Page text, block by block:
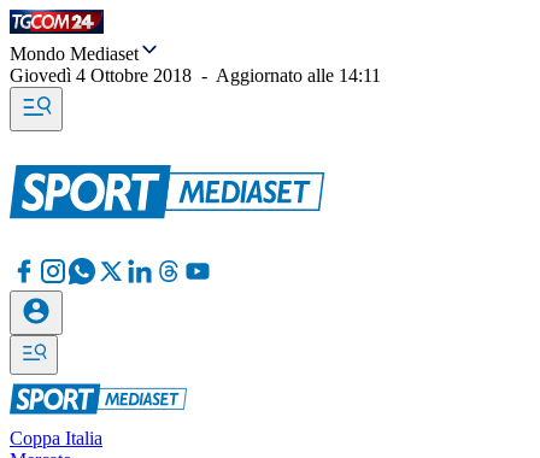
Mondo Mediaset
Giovedì 4 Ottobre 2018 - Aggiornato alle 14:11
Coppa Italia